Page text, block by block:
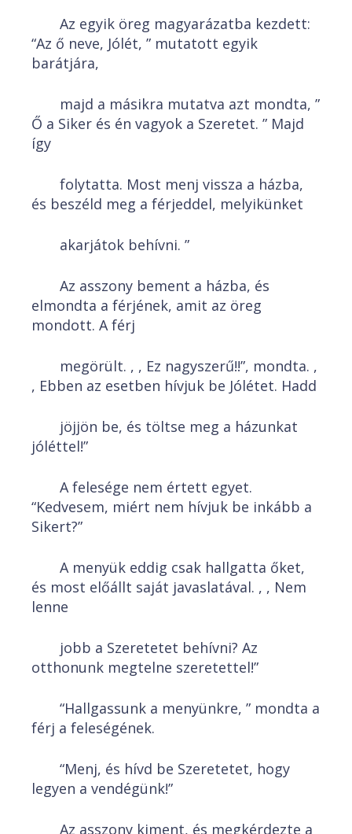
Az egyik öreg magyarázatba kezdett:
“Az ő neve, Jólét, ” mutatott egyik
barátjára,
majd a másikra mutatva azt mondta, ”
Ő a Siker és én vagyok a Szeretet. ” Majd
így
folytatta. Most menj vissza a házba,
és beszéld meg a férjeddel, melyikünket
akarjátok behívni. ”
Az asszony bement a házba, és
elmondta a férjének, amit az öreg
mondott. A férj
megörült. , , Ez nagyszerű!!”, mondta. ,
, Ebben az esetben hívjuk be Jólétet. Hadd
jöjjön be, és töltse meg a házunkat
jóléttel!”
A felesége nem értett egyet.
“Kedvesem, miért nem hívjuk be inkább a
Sikert?”
A menyük eddig csak hallgatta őket,
és most előállt saját javaslatával. , , Nem
lenne
jobb a Szeretetet behívni? Az
otthonunk megtelne szeretettel!”
“Hallgassunk a menyünkre, ” mondta a
férj a feleségének.
“Menj, és hívd be Szeretetet, hogy
legyen a vendégünk!”
Az asszony kiment, és megkérdezte a